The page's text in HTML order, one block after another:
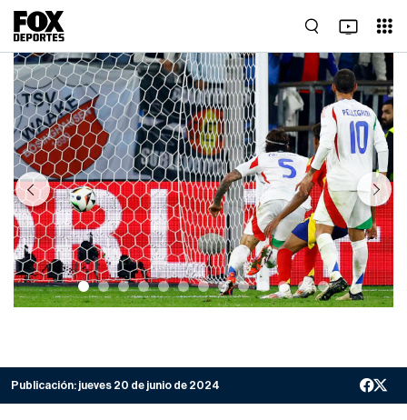
Previous Next
Publicación: jueves 20 de junio de 2024